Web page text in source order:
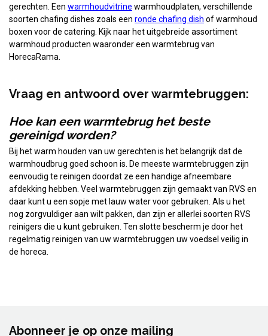
gerechten. Een warmhoudvitrine warmhoudplaten, verschillende
soorten chafing dishes zoals een ronde chafing dish of warmhoud
boxen voor de catering. Kijk naar het uitgebreide assortiment
warmhoud producten waaronder een warmtebrug van
HorecaRama.
Vraag en antwoord over warmtebruggen:
Hoe kan een warmtebrug het beste
gereinigd worden?
Bij het warm houden van uw gerechten is het belangrijk dat de
warmhoudbrug goed schoon is. De meeste warmtebruggen zijn
eenvoudig te reinigen doordat ze een handige afneembare
afdekking hebben. Veel warmtebruggen zijn gemaakt van RVS en
daar kunt u een sopje met lauw water voor gebruiken. Als u het
nog zorgvuldiger aan wilt pakken, dan zijn er allerlei soorten RVS
reinigers die u kunt gebruiken. Ten slotte bescherm je door het
regelmatig reinigen van uw warmtebruggen uw voedsel veilig in
de horeca.
Abonneer je op onze mailing